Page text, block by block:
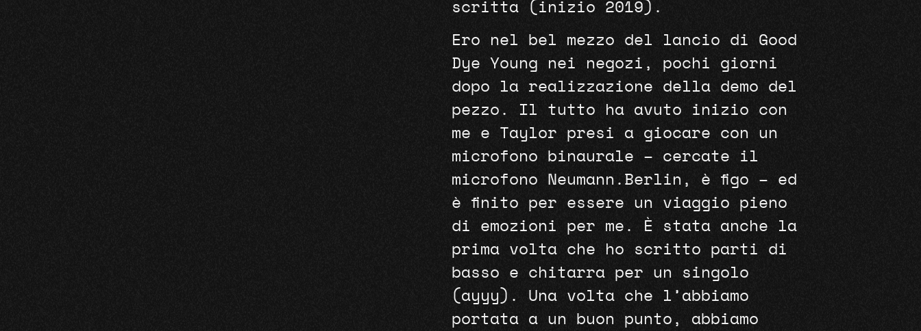
scritta (inizio 2019).
Ero nel bel mezzo del lancio di Good
Dye Young nei negozi, pochi giorni
dopo la realizzazione della demo del
pezzo. Il tutto ha avuto inizio con
me e Taylor presi a giocare con un
microfono binaurale – cercate il
microfono Neumann.Berlin, è figo – ed
è finito per essere un viaggio pieno
di emozioni per me. È stata anche la
prima volta che ho scritto parti di
basso e chitarra per un singolo
(ayyy). Una volta che l’abbiamo
portata a un buon punto, abbiamo